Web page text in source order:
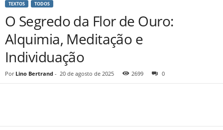
TEXTOS TODOS
O Segredo da Flor de Ouro:
Alquimia, Meditação e
Individuação
Por Lino Bertrand - 20 de agosto de 2025 2699 0